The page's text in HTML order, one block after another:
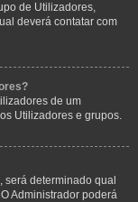
de Utilizadores,
deverá contatar com
de um
Utilizadores e grupos.
será determinado qual
Administrador poderá